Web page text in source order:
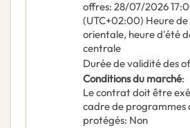
offres: 28/07/2026
(UTC+02:00) Heure
orientale, heure d'été
centrale
Durée de validité des
Conditions du marché:
Le contrat doit être
cadre de programmes
protégés: Non